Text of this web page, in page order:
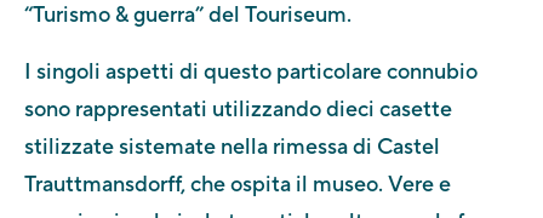
“Turismo & guerra” del Touriseum.
I singoli aspetti di questo particolare connubio
sono rappresentati utilizzando dieci casette
stilizzate sistemate nella rimessa di Castel
Trauttmansdorff, che ospita il museo. Vere e